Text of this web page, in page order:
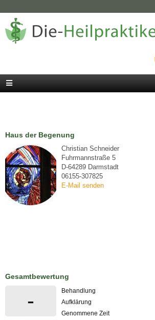
Haus der Begenung
Christian Schneider
Fuhrmannstraße 5
D-64289 Darmstadt
06155-307825
E-Mail senden
Gesamtbewertung
- Behandlung
Aufklärung
Genommene Zeit